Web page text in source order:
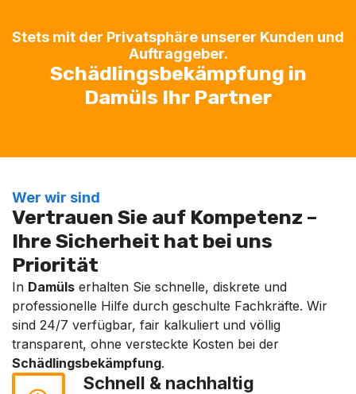
Stets mit der Privatsphäre unserer Kunden und
Auftraggeber.
Schädlingsbekämpfung in
Damüls Ihr Partner
Wer wir sind
Vertrauen Sie auf Kompetenz –
Ihre Sicherheit hat bei uns
Priorität
In Damüls erhalten Sie schnelle, diskrete und
professionelle Hilfe durch geschulte Fachkräfte. Wir
sind 24/7 verfügbar, fair kalkuliert und völlig
transparent, ohne versteckte Kosten bei der
Schädlingsbekämpfung.
Schnell & nachhaltig